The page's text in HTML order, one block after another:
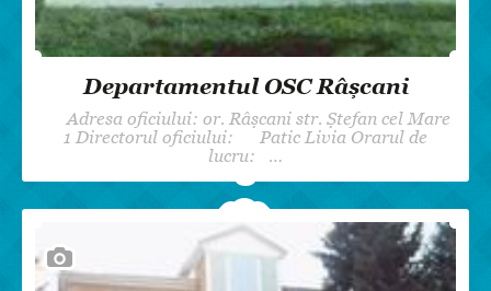
Departamentul OSC Râșcani
Adresa oficiului: or. Râșcani str. Ștefan cel Mare
1 Directorul oficiului: Patic Livia Orarul de
lucru: …